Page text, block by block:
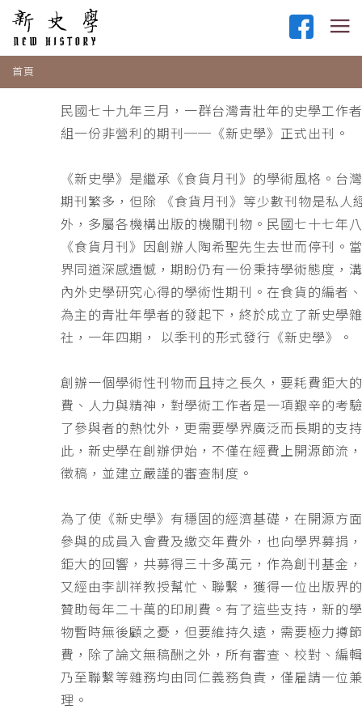
首頁
民國七十九年三月，一群台灣青壯年的史學工作
組一份非營利的期刊──《新史學》正式出刊。
《新史學》是繼承《食貨月刊》的學術風格。台
期刊繁多，但除 《食貨月刊》等少數刊物是私人
外，多屬各機構出版的機關刊物。民國七十七年
《食貨月刊》因創辦人陶希聖先生去世而停刊。
界同道深感遺憾，期盼仍有一份秉持學術態度，
內外史學研究心得的學術性期刊。在食貨的編者
為主的青壯年學者的發起下，終於成立了新史學
社，一年四期， 以季刊的形式發行《新史學》。
創辦一個學術性刊物而且持之長久，要耗費鉅大
費、人力與精神，對學術工作者是一項艱辛的考
了參與者的熱忱外，更需要學界廣泛而長期的支
此，新史學在創辦伊始，不僅在經費上開源節流
徵稿，並建立嚴謹的審查制度。
為了使《新史學》有穩固的經濟基礎，在開源方
參與的成員入會費及繳交年費外，也向學界募捐
鉅大的回響，共募得三十多萬元，作為創刊基金
又經由李訓祥教授幫忙、聯繫，獲得一位出版界
贊助每年二十萬的印刷費。有了這些支持，新的
物暫時無後顧之憂，但要維持久遠，需要極力撙
費，除了論文無稿酬之外，所有審查、校對、編
乃至聯繫等雜務均由同仁義務負責，僅雇請一位
理。